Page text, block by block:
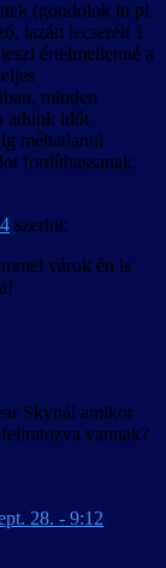
(gondolok itt pl.
lazán lecserélt 1
értelmetlenné a
minden
adunk időt
méltatlanul
fordíthassanak.
szerint:
várok én is
Skynál amikor
vannak?
28. - 9:12